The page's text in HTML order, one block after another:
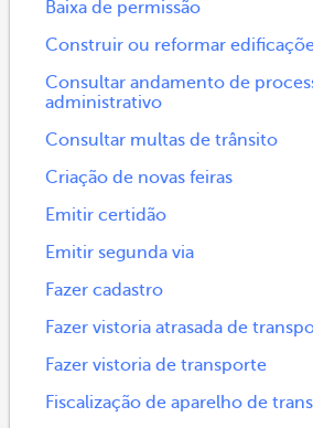
Baixa de permissão
Construir ou reformar
Consultar andamento de
administrativo
Consultar multas de trânsito
Criação de novas feiras
Emitir certidão
Emitir segunda via
Fazer cadastro
Fazer vistoria atrasada de
Fazer vistoria de transporte
Fiscalização de aparelho de